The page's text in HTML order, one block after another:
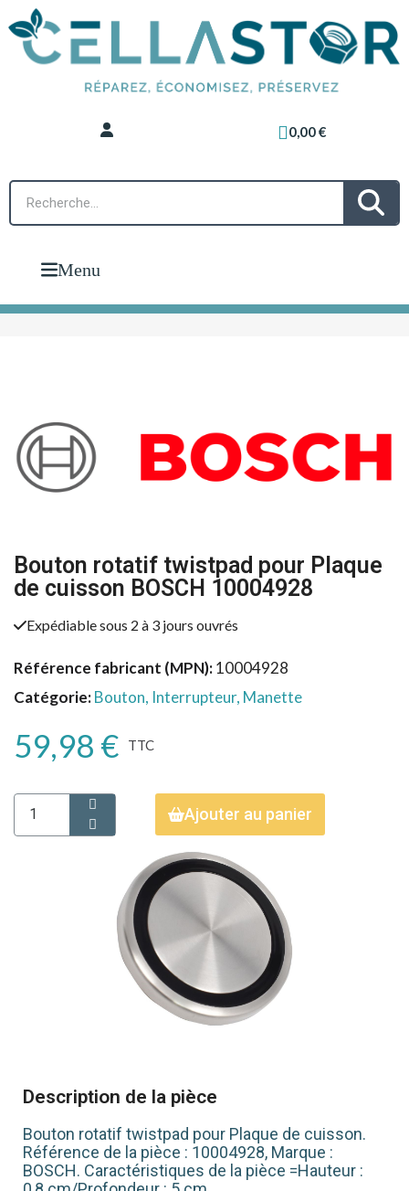
0,00 €
Menu
Bouton rotatif twistpad pour Plaque
de cuisson BOSCH 10004928
Expédiable sous 2 à 3 jours ouvrés
Référence fabricant (MPN) 10004928
Catégorie Bouton, Interrupteur, Manette
59,98 € TTC
Ajouter au panier
Description de la pièce
Bouton rotatif twistpad pour Plaque de cuisson.
Référence de la pièce : 10004928, Marque :
BOSCH. Caractéristiques de la pièce =Hauteur :